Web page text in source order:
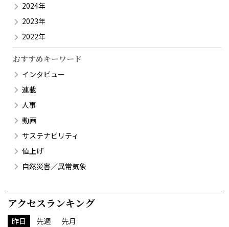
2024年
2023年
2022年
おすすめキーワード
インタビュー
連載
人事
動画
サステナビリティ
値上げ
自然災害／異常気象
アクセスランキング
昨日 先週 先月